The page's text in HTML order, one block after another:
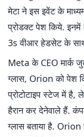
मेटा ने इस इवेंट के
प्रोडक्ट पेश किये.
3s वीआर हेडसेट के
Meta के CEO मार्क
ग्लास, Orion को पेश
प्रोटोटाइप स्टेज में है,
हैरान कर देनेवाले हैं.
ग्लास बताया है.